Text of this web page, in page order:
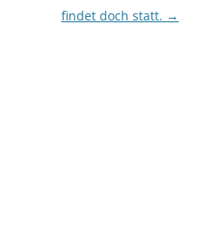
findet doch statt. →